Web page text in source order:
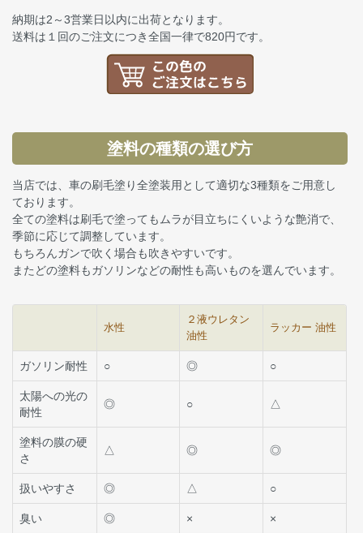
納期は2～3営業日以内に出荷となります。
送料は１回のご注文につき全国一律で820円です。
塗料の種類の選び方
当店では、車の刷毛塗り全塗装用として適切な3種類をご用意し
ております。
全ての塗料は刷毛で塗ってもムラが目立ちにくいような艶消で、
季節に応じて調整しています。
もちろんガンで吹く場合も吹きやすいです。
またどの塗料もガソリンなどの耐性も高いものを選んでいます。
水性
２液ウレタン
油性
ラッカー 油性
ガソリン耐性 ○ ◎ ○
太陽への光の
耐性
◎ ○ △
塗料の膜の硬
さ
△ ◎ ◎
扱いやすさ ◎ △ ○
臭い ◎ × ×